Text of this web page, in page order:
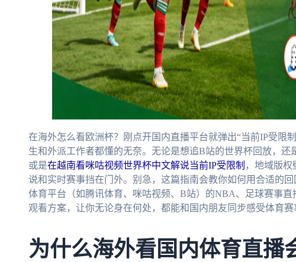
在海外怎么看欧洲杯？刚点开国内直播平台就弹出“当前IP受
生和外派工作者都懂的无奈。无论是想追B站的世界杯回放，还
或是在越南看咪咕视频世界杯中文解说当前IP受限制 ，地域版
说和实时赛事挡在门外。别急，这篇指南会教你如何用合适的
体育平台（如腾讯体育、咪咕视频、B站）的NBA、足球赛事直
观看方案，让你无论身在何处，都能和国内朋友同步感受体育赛
为什么海外看国内体育直播